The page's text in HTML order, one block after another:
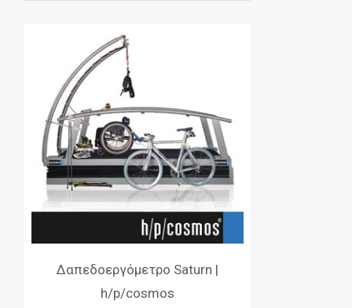
Δαπεδοεργόμετρο Saturn |
h/p/cosmos